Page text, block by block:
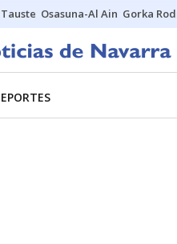
Osasuna-Al Ain Gorka